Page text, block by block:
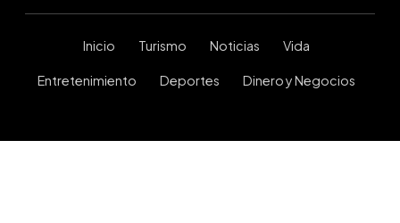
Inicio Turismo Noticias Vida
Entretenimiento Deportes Dinero y Negocios